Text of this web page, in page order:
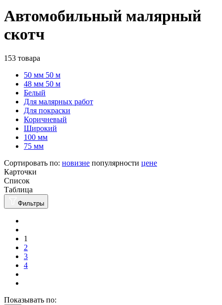
Автомобильный малярный
скотч
153 товара
50 мм 50 м
48 мм 50 м
Белый
Для малярных работ
Для покраски
Коричневый
Широкий
100 мм
75 мм
Сортировать по: новизне популярности цене
Карточки
Список
Таблица
Фильтры
1
2
3
4
Показывать по: